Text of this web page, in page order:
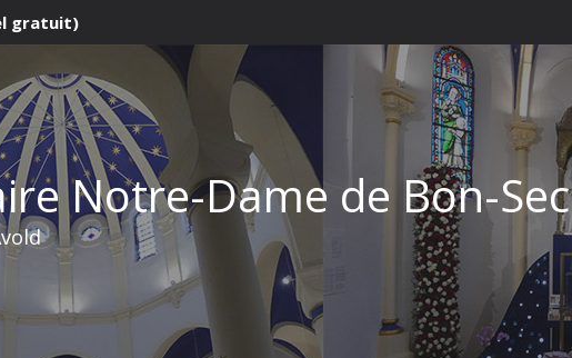
gratuit)
Notre-Dame de Bon-